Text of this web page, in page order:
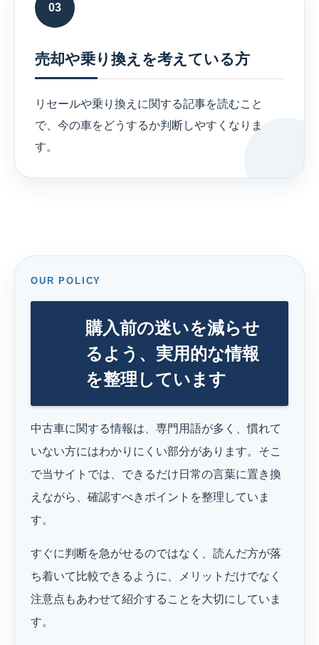
03
売却や乗り換えを考えている方
リセールや乗り換えに関する記事を読むこと
で、今の車をどうするか判断しやすくなりま
す。
OUR POLICY
購入前の迷いを減らせ
るよう、実用的な情報
を整理しています
中古車に関する情報は、専門用語が多く、慣れて
いない方にはわかりにくい部分があります。そこ
で当サイトでは、できるだけ日常の言葉に置き換
えながら、確認すべきポイントを整理していま
す。
すぐに判断を急がせるのではなく、読んだ方が落
ち着いて比較できるように、メリットだけでなく
注意点もあわせて紹介することを大切にしていま
す。